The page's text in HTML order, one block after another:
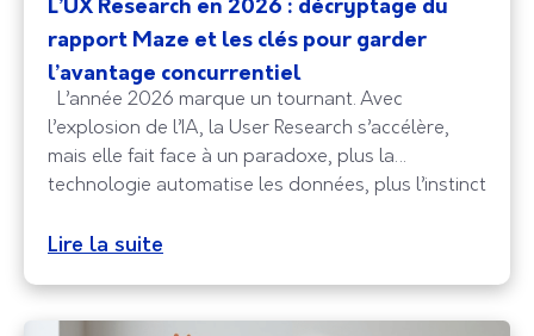
L’UX Research en 2026 : décryptage du
rapport Maze et les clés pour garder
l’avantage concurrentiel
L’année 2026 marque un tournant. Avec
l’explosion de l’IA, la User Research s’accélère,
mais elle fait face à un paradoxe, plus la
technologie automatise les données, plus l’instinct
dernier rapport Maze est sans appel, la recherche
cœur stratégique des
Lire la suite